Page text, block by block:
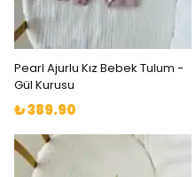
Pearl Ajurlu Kız Bebek Tulum -
Gül Kurusu
₺ 389.90